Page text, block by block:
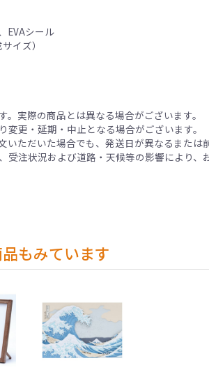
EVAシール
イズ）
実際の商品とは異なる場合がございます。
更・延期・中止となる場合がございます。
ただいた場合でも、発送日が異なるまたは
注状況および道路・天候等の影響により
もみています